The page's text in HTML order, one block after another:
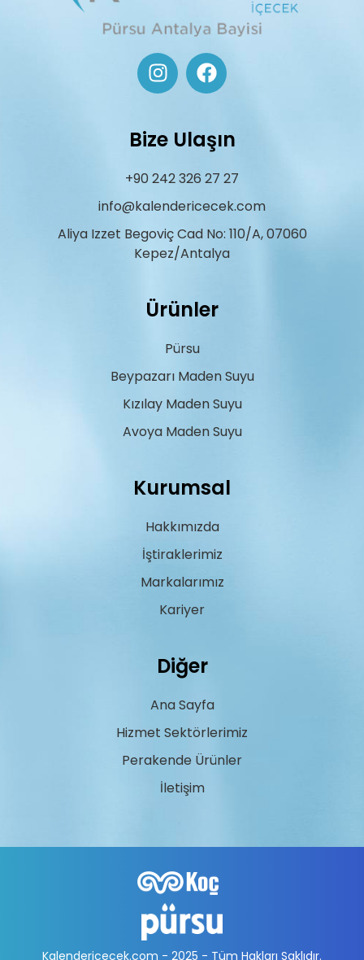
Bize Ulaşın
+90 242 326 27 27
info@kalendericecek.com
Aliya Izzet Begoviç Cad No: 110/A, 07060
Kepez/Antalya
Ürünler
Pürsu
Beypazarı Maden Suyu
Kızılay Maden Suyu
Avoya Maden Suyu
Kurumsal
Hakkımızda
İştiraklerimiz
Markalarımız
Kariyer
Diğer
Ana Sayfa
Hizmet Sektörlerimiz
Perakende Ürünler
İletişim
Kalendericecek.com - 2025 - Tüm Hakları Saklıdır.